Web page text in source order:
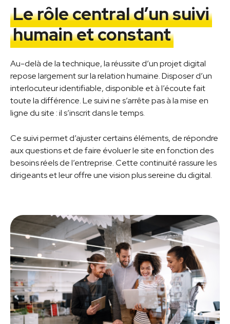
Le rôle central d’un suivi
humain et constant
Au-delà de la technique, la réussite d’un projet digital
repose largement sur la relation humaine. Disposer d’un
interlocuteur identifiable, disponible et à l’écoute fait
toute la différence. Le suivi ne s’arrête pas à la mise en
ligne du site : il s’inscrit dans le temps.
Ce suivi permet d’ajuster certains éléments, de répondre
aux questions et de faire évoluer le site en fonction des
besoins réels de l’entreprise. Cette continuité rassure les
dirigeants et leur offre une vision plus sereine du digital.